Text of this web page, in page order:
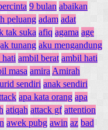
9 bulan abaikan
peluang adam adat
tak suka afiq agama age
tunang aku mengandung
hati ambil berat ambil hati
masa amira Amirah
sendiri anak sendiri
apa kata orang apa
atiqah attack gf attention
awek pubg awin az bad